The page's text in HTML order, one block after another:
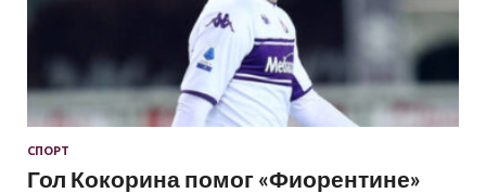
СПОРТ
Гол Кокорина помог «Фиорентине»